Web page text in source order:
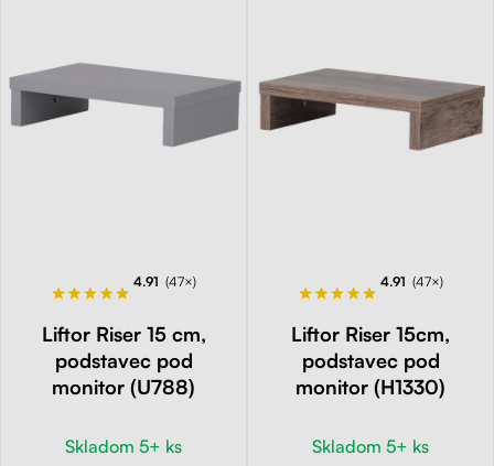
4.91 (47×)
Liftor Riser 15 cm,
podstavec pod
monitor (U788)
Skladom 5+ ks
4.91 (47×)
Liftor Riser 15cm,
podstavec pod
monitor (H1330)
Skladom 5+ ks